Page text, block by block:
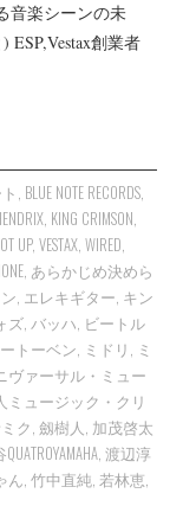
音楽シーンの未
創業者
, BLUE NOTE RECORDS,
, KING CRIMSON,
UP,VESTAX,WIRED,
, あらかじめ決めら
, エレキギター, キン
ズ,バッハ, ビートル
トーベン, ミドリ , ミ
ヴァーサル・ミュー
ミュージック・クリ
ク,劔樹人, 加茂啓太
,渡辺淳
ん,竹中直純,若林恵,